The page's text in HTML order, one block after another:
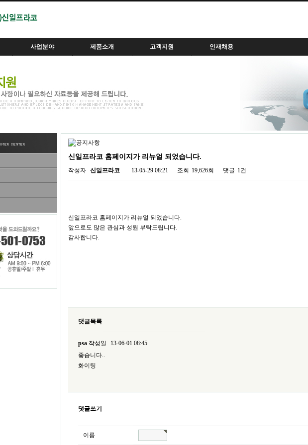
사업분야 제품소개
제품갤러리
고객지원
공지사항
인재채용
신일프라코 홈페이지가 리뉴얼 되었습니다.
게시물 정보
작성자 신일프라코 13-05-29 08:21 조회 19,626회 댓글 1건
신일프라코 홈페이지가 리뉴얼 되었습니다.
앞으로도 많은 관심과 성원 부탁드립니다.
감사합니다.
댓글목록
psa 작성일
13-06-01 08:45
좋습니다..
화이팅
댓글쓰기
이름